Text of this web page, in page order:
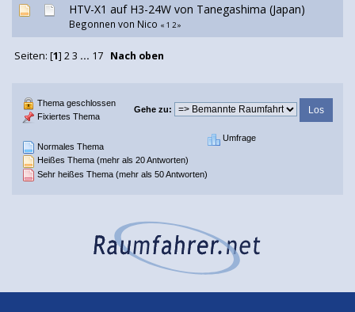
HTV-X1 auf H3-24W von Tanegashima (Japan)
Begonnen von Nico « 1 2»
Seiten: [1] 2 3 ... 17 Nach oben
Gehe zu:
Normales Thema
Heißes Thema (mehr als 20 Antworten)
Sehr heißes Thema (mehr als 50 Antworten)
Thema geschlossen
Fixiertes Thema
Umfrage